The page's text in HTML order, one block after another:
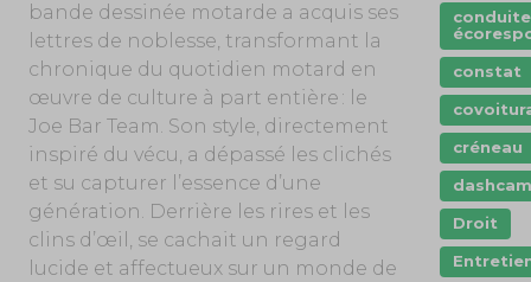
bande dessinée motarde a acquis ses
lettres de noblesse, transformant la
chronique du quotidien motard en
œuvre de culture à part entière : le
Joe Bar Team. Son style, directement
inspiré du vécu, a dépassé les clichés
et su capturer l’essence d’une
génération. Derrière les rires et les
clins d’œil, se cachait un regard
lucide et affectueux sur un monde de
conduite
constat
créneau
dashcam
Droit